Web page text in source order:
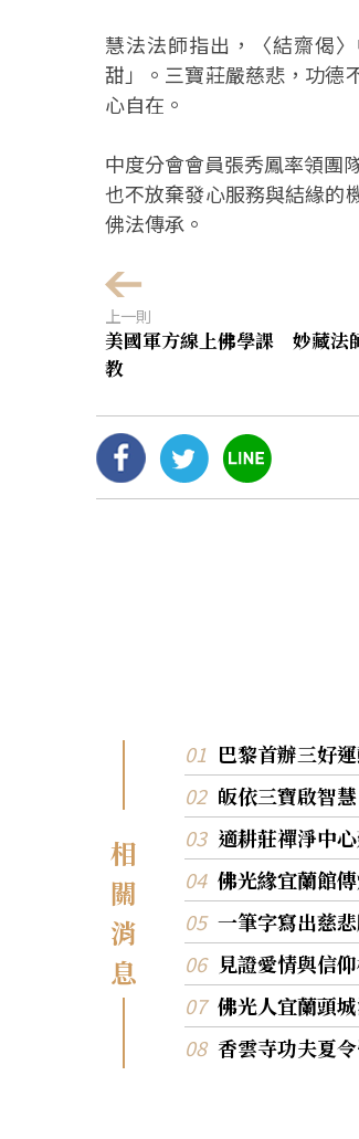
慧法法師指出，〈結齋偈
甜」。三寶莊嚴慈悲，功德
心自在。
中度分會會員張秀鳳率領團
也不放棄發心服務與結緣的
佛法傳承。
上一則
美國軍方線上佛學課 妙藏法
教
相
關
消
息
巴黎首辦三好
皈依三寶啟智
適耕莊禪淨中
佛光緣宜蘭館
一筆字寫出慈
見證愛情與信
佛光人宜蘭頭
香雲寺功夫夏